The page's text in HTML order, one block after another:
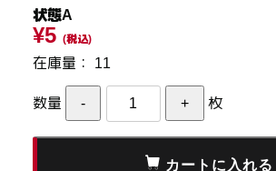
状態A
¥5 (税込)
在庫量： 11
数量 枚